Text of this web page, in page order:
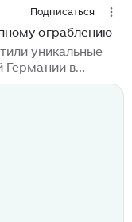
Подписаться
ограблению
уникальные
Германии в
проникли в